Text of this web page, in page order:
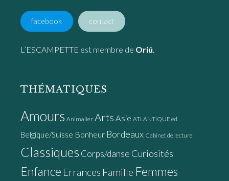
facebook contact
L’ESCAMPETTE est membre de Oriú.
THÉMATIQUES
Amours Animalier Arts Asie ATLANTIQUE éd.
Belgique/Suisse Bonheur Bordeaux Cabinet de lecture
Classiques Corps/danse Curiosités
Enfance Errances Famille Femmes